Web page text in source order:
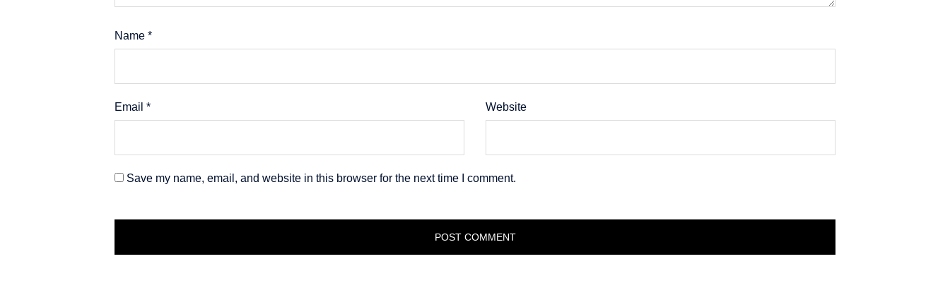
Name *
Email * Website
Save my name, email, and website in this browser for the next time I comment.